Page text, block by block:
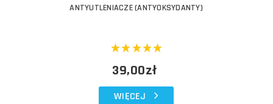
ANTYUTLENIACZE (ANTYOKSYDANTY)
39,00zł
WIĘCEJ